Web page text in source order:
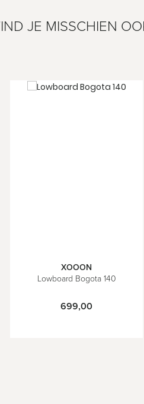
JE MISSCHIEN
XOOON
Lowboard Bogota 140
699,00